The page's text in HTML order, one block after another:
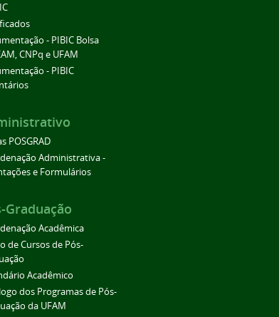
- PIBIC Bolsa
CNPq e UFAM
- PIBIC
POSGRAD
Administrativa -
e Formulários
Graduação
Acadêmica
de Cursos de Pós-
Acadêmico
dos Programas de Pós-
da UFAM